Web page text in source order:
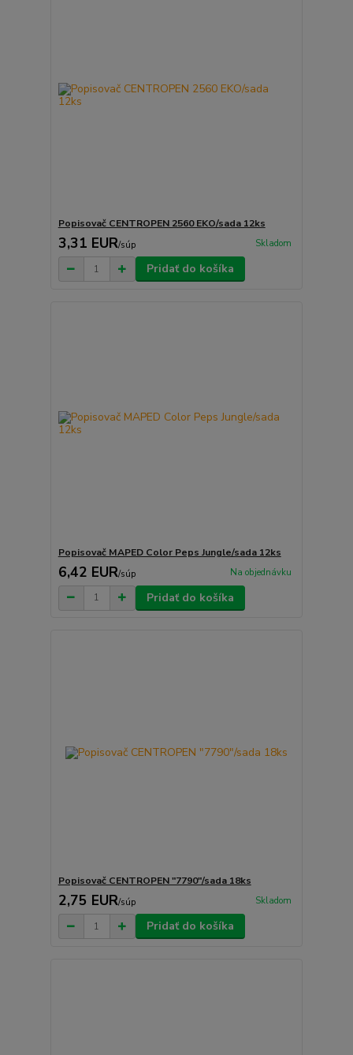
Popisovač CENTROPEN 2560 EKO/sada 12ks
3,31 EUR/súp Skladom
Pridať do košíka
Popisovač MAPED Color Peps Jungle/sada 12ks
6,42 EUR/súp Na objednávku
Pridať do košíka
Popisovač CENTROPEN "7790"/sada 18ks
2,75 EUR/súp Skladom
Pridať do košíka